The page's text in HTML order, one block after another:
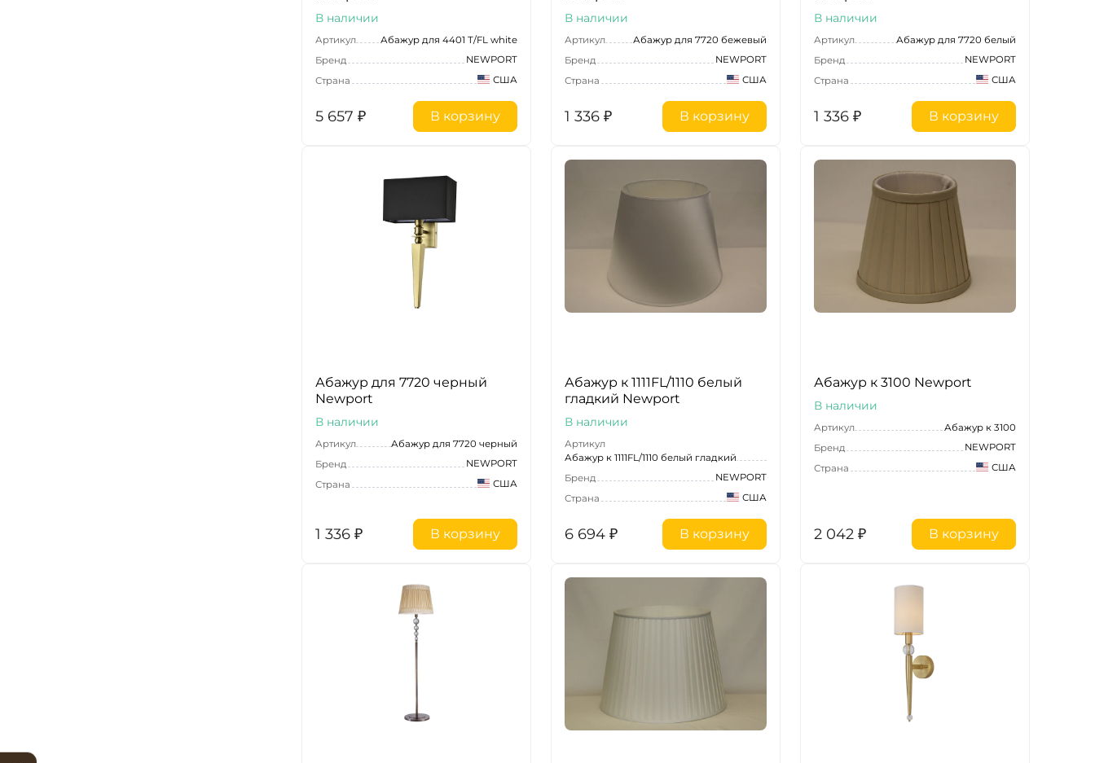
В наличии
Артикул
Абажур для 4401 T/FL white
Бренд
NEWPORT
Страна
США
5 657 ₽ В корзину
В наличии
Артикул
Абажур для 7720 бежевый
Бренд
NEWPORT
Страна
США
1 336 ₽ В корзину
В наличии
Артикул
Абажур для 7720 белый
Бренд
NEWPORT
Страна
США
1 336 ₽ В корзину
Абажур для 7720 черный
Newport
В наличии
Артикул
Абажур для 7720 черный
Бренд
NEWPORT
Страна
США
1 336 ₽ В корзину
Абажур к 1111FL/1110 белый
гладкий Newport
В наличии
Артикул
Абажур к 1111FL/1110 белый гладкий
Бренд
NEWPORT
Страна
США
6 694 ₽ В корзину
Абажур к 3100 Newport
В наличии
Артикул
Абажур к 3100
Бренд
NEWPORT
Страна
США
2 042 ₽ В корзину